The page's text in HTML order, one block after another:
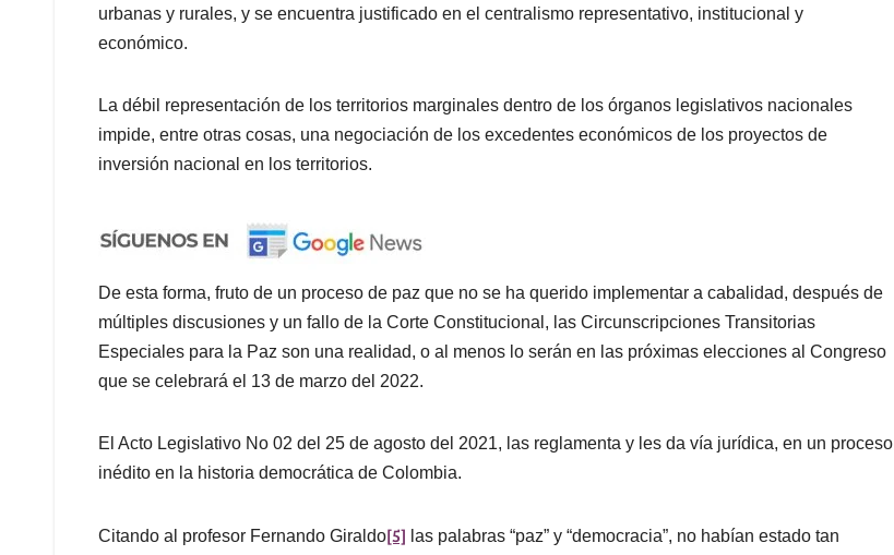
urbanas y rurales, y se encuentra justificado en el centralismo representativo, institucional y
económico.
La débil representación de los territorios marginales dentro de los órganos legislativos nacionales
impide, entre otras cosas, una negociación de los excedentes económicos de los proyectos de
inversión nacional en los territorios.
De esta forma, fruto de un proceso de paz que no se ha querido implementar a cabalidad, después de
múltiples discusiones y un fallo de la Corte Constitucional, las Circunscripciones Transitorias
Especiales para la Paz son una realidad, o al menos lo serán en las próximas elecciones al Congreso
que se celebrará el 13 de marzo del 2022.
El Acto Legislativo No 02 del 25 de agosto del 2021, las reglamenta y les da vía jurídica, en un proceso
inédito en la historia democrática de Colombia.
Citando al profesor Fernando Giraldo[5] las palabras “paz” y “democracia”, no habían estado tan